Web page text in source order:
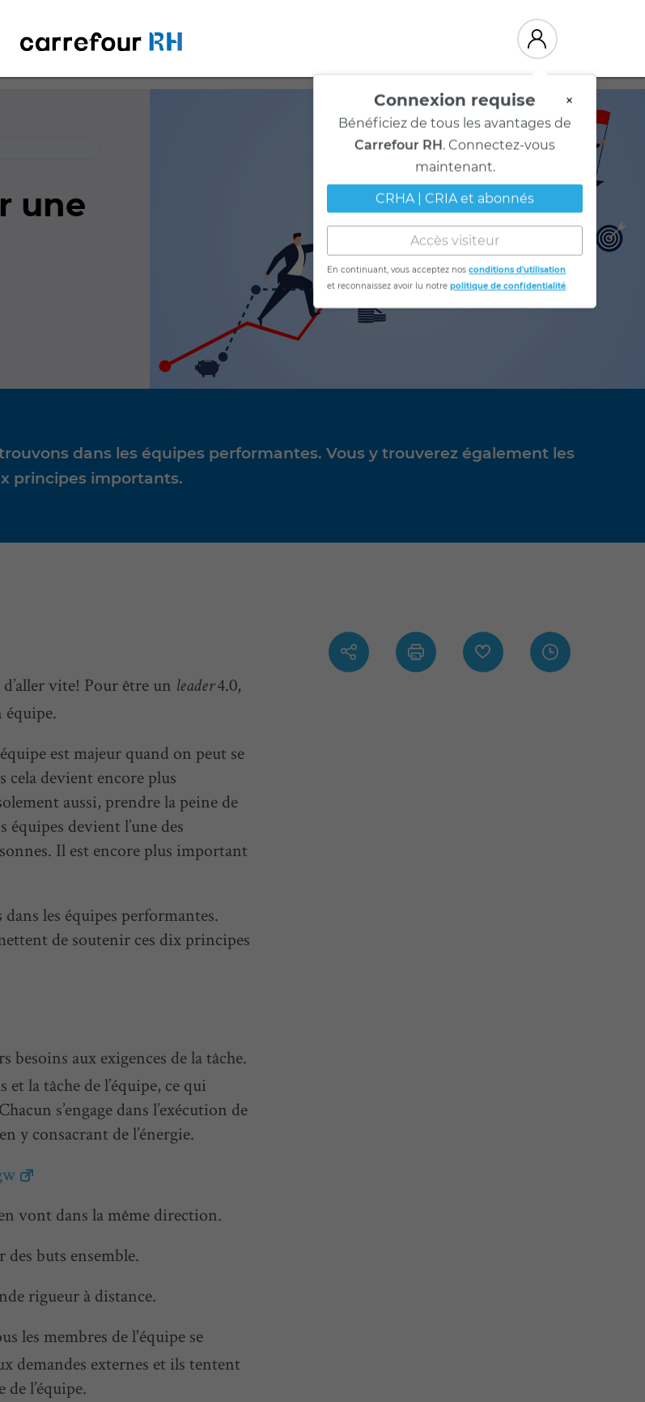
Connexion requise ×
Bénéficiez de tous les avantages de
Carrefour RH. Connectez-vous
maintenant.
CRHA | CRIA et abonnés
Accès visiteur
En continuant, vous acceptez nosconditions d'utilisation
et reconnaissez avoir lu notrepolitique de confidentialité.
une
dans les équipes performantes. Vous y trouverez également les
principes importants.
vite! Pour être un leader4.0,
équipe.
est majeur quand on peut se
cela devient encore plus
aussi, prendre la peine de
devient l’une des
Il est encore plus important
les équipes performantes.
de soutenir ces dix principes
besoins aux exigences de la tâche.
la tâche de l’équipe, ce qui
s’engage dans l’exécution de
y consacrant de l’énergie.
vont dans la même direction.
des buts ensemble.
rigueur à distance.
les membres de l'équipe se
demandes externes et ils tentent
l’équipe.